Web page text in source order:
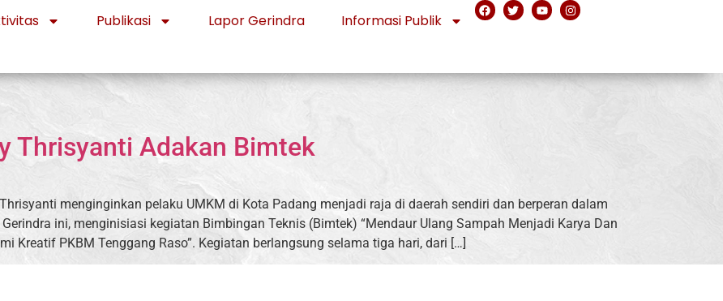
Publikasi Lapor Gerindra Informasi Publik
Thrisyanti Adakan Bimtek
menginginkan pelaku UMKM di Kota Padang menjadi raja di daerah sendiri dan berperan dalam
ini, menginisiasi kegiatan Bimbingan Teknis (Bimtek) “Mendaur Ulang Sampah Menjadi Karya Dan
Kreatif PKBM Tenggang Raso”. Kegiatan berlangsung selama tiga hari, dari […]